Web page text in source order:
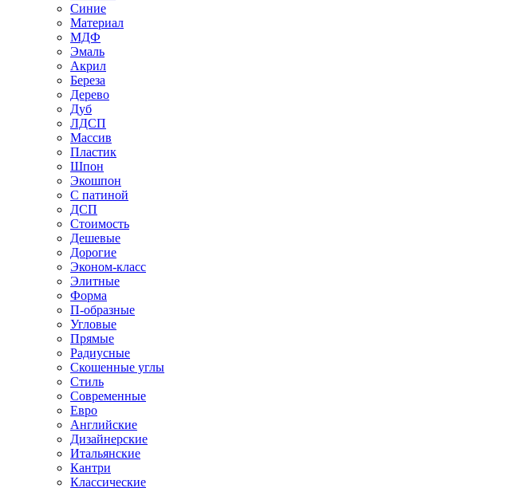
Синие
Материал
МДФ
Эмаль
Акрил
Береза
Дерево
Дуб
ЛДСП
Массив
Пластик
Шпон
Экошпон
С патиной
ДСП
Стоимость
Дешевые
Дорогие
Эконом-класс
Элитные
Форма
П-образные
Угловые
Прямые
Радиусные
Скошенные углы
Стиль
Современные
Евро
Английские
Дизайнерские
Итальянские
Кантри
Классические